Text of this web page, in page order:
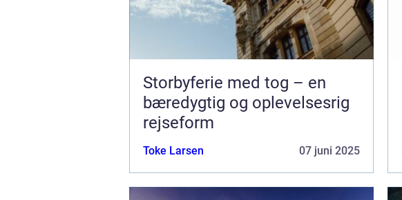
Storbyferie med tog – en
bæredygtig og oplevelsesrig
rejseform
Toke Larsen 07 juni 2025